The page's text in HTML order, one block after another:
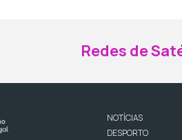
Redes de
NOTÍCIAS
DESPORTO